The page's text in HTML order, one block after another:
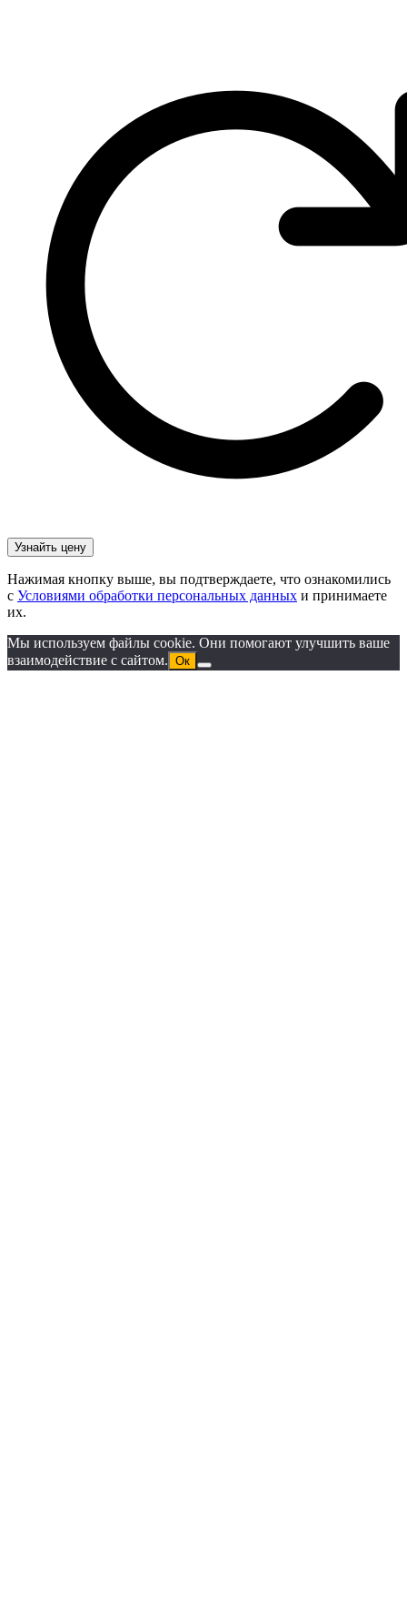
Нажимая кнопку выше, вы подтверждаете, что ознакомились
с Условиями обработки персональных данных и принимаете
их.
Мы используем файлы cookie. Они помогают улучшить ваше
взаимодействие с сайтом. Ок